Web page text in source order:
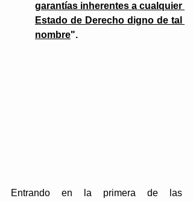
garantías inherentes a cualquier
Estado de Derecho digno de tal
nombre".
Entrando en la primera de las